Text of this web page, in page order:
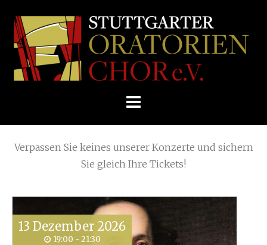
Skip
E.V.
Home View all posts by Ute Konnerth (Page 30)
Verpassen Sie keines unserer Konzerte und sichern
Sie gleich Ihre Tickets!
13 Dezember 2026
19:00 - 21:30